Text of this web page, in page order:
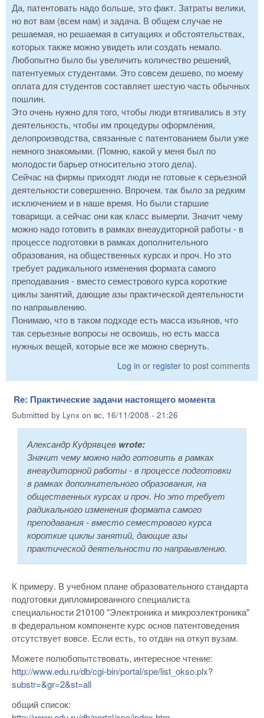
Да, патентовать надо больше, это факт. Затраты велики,
но вот вам (всем нам) и задача. В общем случае не
решаемая, но решаемая в ситуациях и обстоятельствах,
которых также можно увидеть или создать немало.
Любопытно было бы увеличить количество решений,
патентуемых студентами. Это совсем дешево, по моему
оплата для студентов составляет шестую часть обычных
пошлин.
Это очень нужно для того, чтобы люди втягивались в эту
деятельность, чтобы им процедуры оформления,
делопроизводства, связанные с патентованием были уже
немного знакомыми. (Помню, какой у меня был по
молодости барьер относительно этого дела).
Сейчас на фирмы приходят люди не готовые к серьезной
деятельности совершенно. Впрочем. так было за редким
исключением и в наше время. Но были старшие
товарищи. а сейчас они как класс вымерли. Значит чему
можно надо готовить в рамках внеаудиторной работы - в
процессе подготовки в рамках дополнительного
образования, на общественных курсах и проч. Но это
требует радикального изменения формата самого
преподавания - вместо семестрового курса короткие
циклы занятий, дающие азы практической деятельности
по напраывлению.
Понимаю, что в таком подходе есть масса изьянов, что
так серьезные вопросы не освоишь, но есть масса
нужных вещей, которые все же можно свернуть.
Log in or register to post comments
Re: Практические задачи настоящего момента
Submitted by Lynx on вс, 16/11/2008 - 21:26
Александр Кудрявцев wrote:
Значит чему можно надо готовить в рамках
внеаудиторной работы - в процессе подготовки
в рамках дополнительного образования, на
общественных курсах и проч. Но это требует
радикального изменения формата самого
преподавания - вместо семестрового курса
короткие циклы занятий, дающие азы
практической деятельности по напраывлению.
К примеру. В учебном плане образовательного стандарта
подготовки дипломированного специалиста
специальности 210100 "Электроника и микроэлектроника"
в федеральном компоненте курс основ патентоведения
отсутствует вовсе. Если есть, то отдан на откуп вузам.
Можете полюбопытствовать, интересное чтение:
http://www.edu.ru/db/cgi-bin/portal/spe/list_okso.plx?
substr=&gr=2&st=all
общий список: